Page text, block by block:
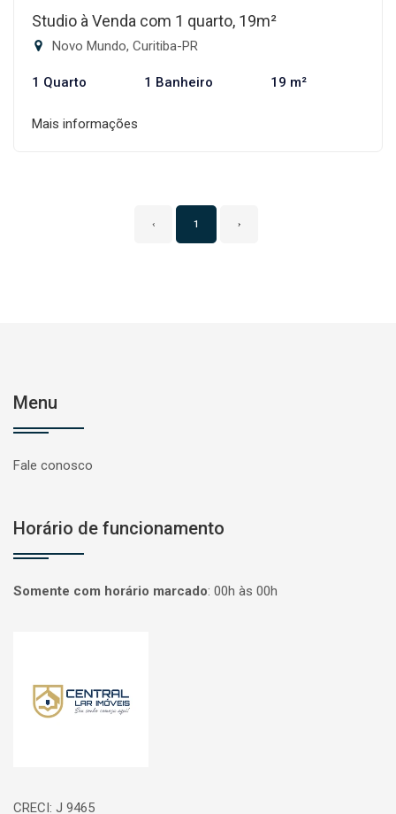
Studio à Venda com 1 quarto, 19m²
Novo Mundo, Curitiba-PR
1 Quarto 1 Banheiro 19 m²
Mais informações
‹ 1 ›
Menu
Fale conosco
Horário de funcionamento
Somente com horário marcado: 00h às 00h
CRECI: J 9465